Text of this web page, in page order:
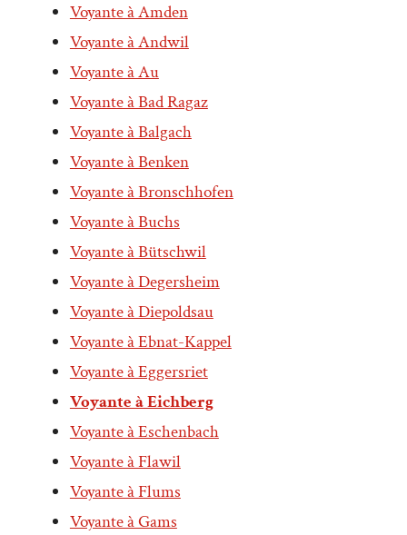
Voyante à Amden
Voyante à Andwil
Voyante à Au
Voyante à Bad Ragaz
Voyante à Balgach
Voyante à Benken
Voyante à Bronschhofen
Voyante à Buchs
Voyante à Bütschwil
Voyante à Degersheim
Voyante à Diepoldsau
Voyante à Ebnat-Kappel
Voyante à Eggersriet
Voyante à Eichberg
Voyante à Eschenbach
Voyante à Flawil
Voyante à Flums
Voyante à Gams